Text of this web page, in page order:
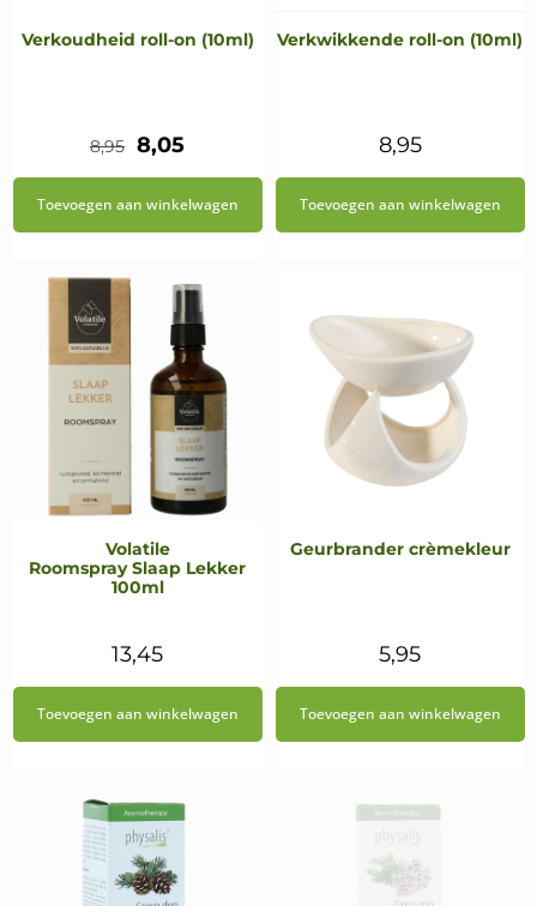
Verkoudheid roll-on (10ml)
8,95 Oorspronkelijke
prijs
8,05Huidige
prijs
Toevoegen aan winkelwagen
Verkwikkende roll-on (10ml)
8,95
Toevoegen aan winkelwagen
Volatile
Roomspray Slaap Lekker
100ml
13,45
Toevoegen aan winkelwagen
Geurbrander crèmekleur
5,95
Toevoegen aan winkelwagen